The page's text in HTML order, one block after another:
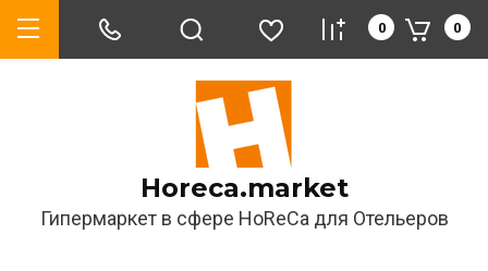
Horeca.market
Гипермаркет в сфере HoReCa для Отельеров
0 0